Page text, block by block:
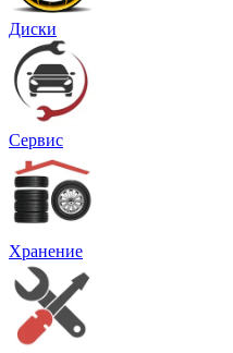
Диски
Сервис
Хранение